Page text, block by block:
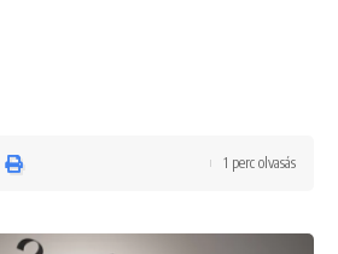
1 perc olvasás